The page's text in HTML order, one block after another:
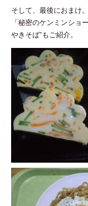
そして、最後におまけ。
「秘密のケンミンショ
やきそば”もご紹介。